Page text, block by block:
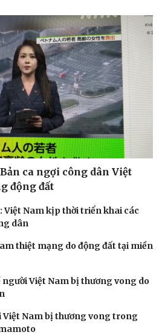
ca ngợi công dân Việt
động đất
Việt Nam kịp thời triển khai các
dân
thiệt mạng do động đất tại miền
người Việt Nam bị thương vong do
Việt Nam bị thương vong trong